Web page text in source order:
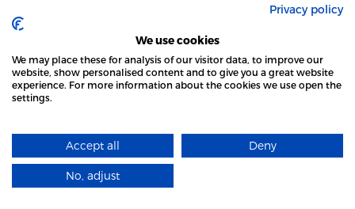
LOGOWANIE DLA PARTNERÓW
PONIEDZIAŁEK - PIĄTEK
10:00 - 18:00
Biuro
+ (47) 23 89 88 63
post@localmarket.no
ZGODNOŚĆ Z RODO:
STRONA LOCAL MARKET WYKORZYSTUJE PLIKI
DOWIEDZ SIĘ WIĘCEJ
Privacy policy
We use cookies
We may place these for analysis of our visitor data, to improve our
website, show personalised content and to give you a great website
experience. For more information about the cookies we use open the
settings.
Accept all Deny
No, adjust